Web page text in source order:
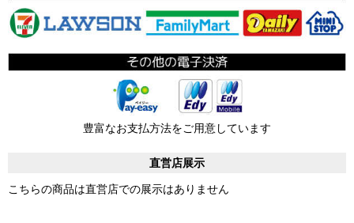
豊富なお支払方法をご用意しています
直営店展示
こちらの商品は直営店での展示はありません